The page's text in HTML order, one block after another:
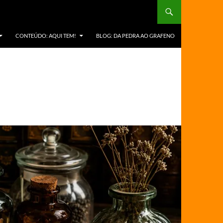
CONTEÚDO: AQUI TEM! BLOG: DA PEDRA AO GRAFENO